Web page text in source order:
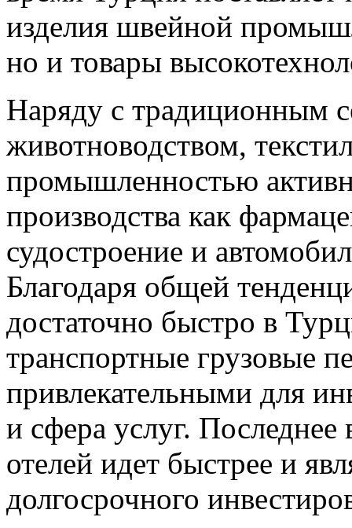
изделия швейной
но и товары
Наряду с традиционным
животноводством,
промышленностью
производства как
судостроение и
Благодаря общей
достаточно быстро в
транспортные грузовые
привлекательными для
и сфера услуг.
отелей идет быстрее и
долгосрочного